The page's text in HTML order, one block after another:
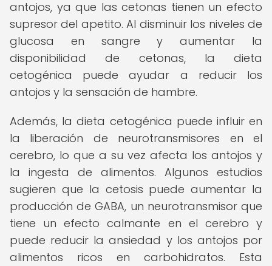
antojos, ya que las cetonas tienen un efecto
supresor del apetito. Al disminuir los niveles de
glucosa en sangre y aumentar la
disponibilidad de cetonas, la dieta
cetogénica puede ayudar a reducir los
antojos y la sensación de hambre.
Además, la dieta cetogénica puede influir en
la liberación de neurotransmisores en el
cerebro, lo que a su vez afecta los antojos y
la ingesta de alimentos. Algunos estudios
sugieren que la cetosis puede aumentar la
producción de GABA, un neurotransmisor que
tiene un efecto calmante en el cerebro y
puede reducir la ansiedad y los antojos por
alimentos ricos en carbohidratos. Esta